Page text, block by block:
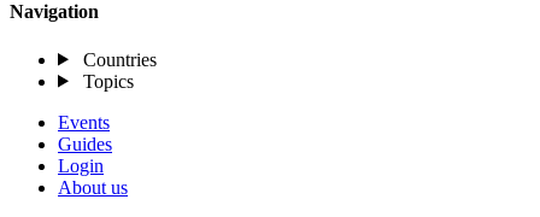
Navigation
Countries
Topics
Events
Guides
Login
About us